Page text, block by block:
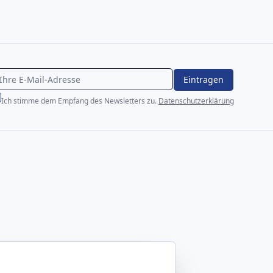
Eintragen
Ich stimme dem Empfang des Newsletters zu. Datenschutzerklärung